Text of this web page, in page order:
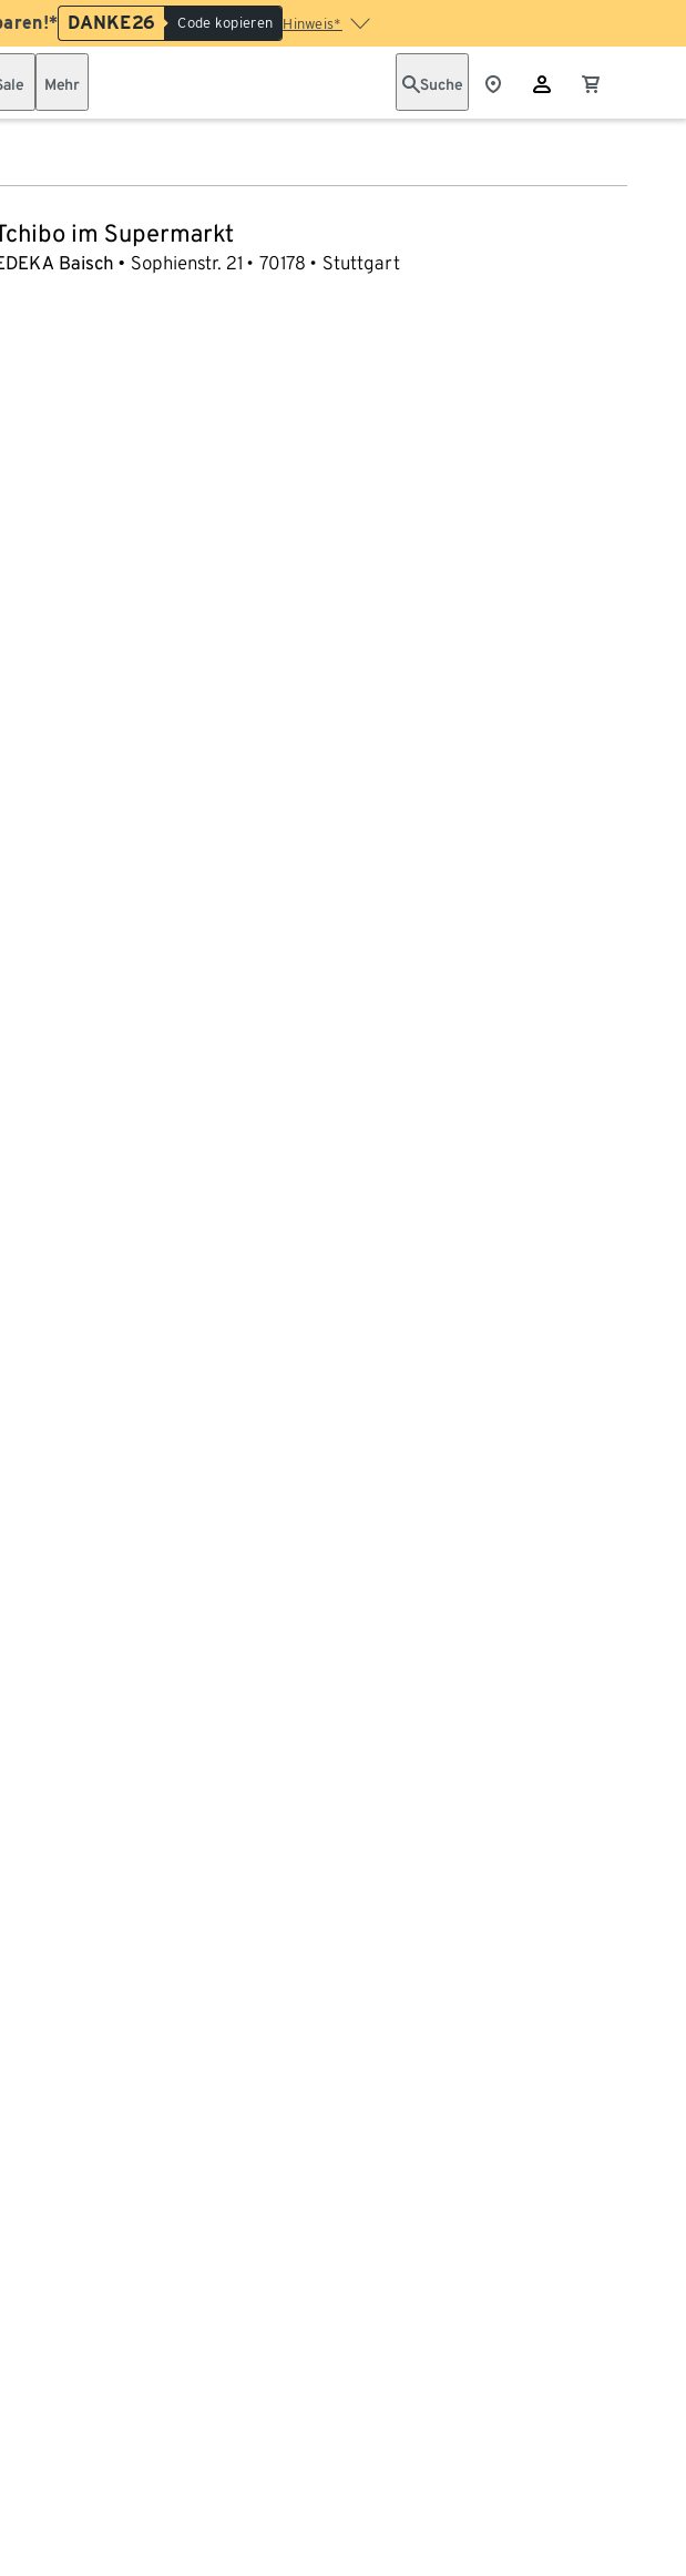
DANKE26 Code kopieren Hinweis*
Mehr Suche
im Supermarkt
Baisch Sophienstr. 21 70178 Stuttgart